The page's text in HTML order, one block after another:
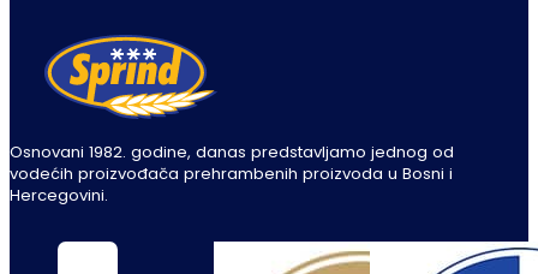
Osnovani 1982. godine, danas predstavljamo jednog od
vodećih proizvođača prehrambenih proizvoda u Bosni i
Hercegovini.